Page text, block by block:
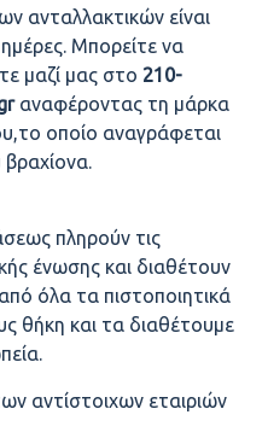
ανταλλακτικών είναι
Μπορείτε να
μαζί μας στο 210-
αναφέροντας τη μάρκα
οποίο αναγράφεται
πληρούν τις
ένωσης και διαθέτουν
όλα τα πιστοποιητικά
θήκη και τα διαθέτουμε
αντίστοιχων εταιριών